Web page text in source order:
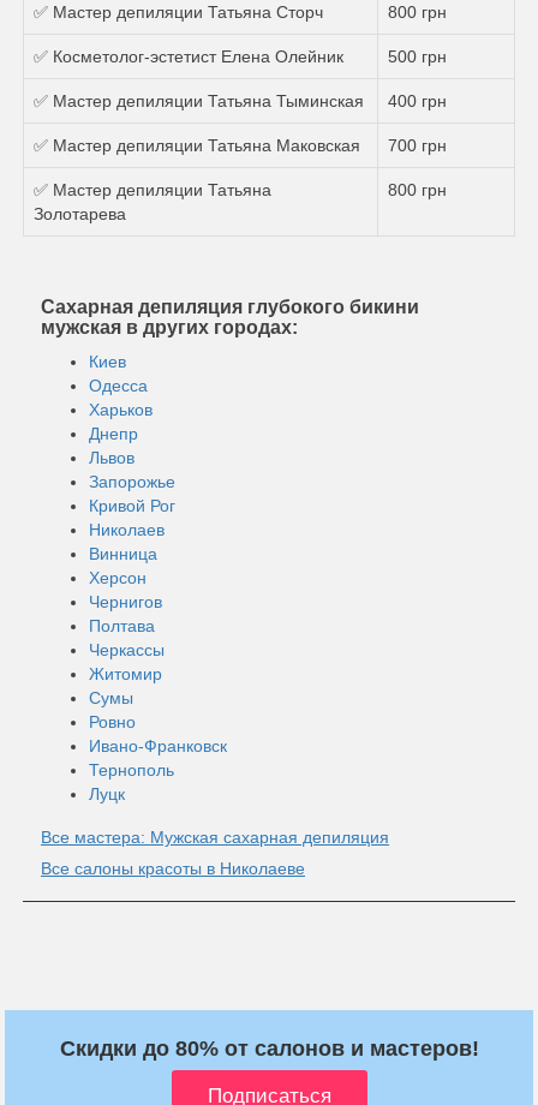
✅ Мастер депиляции Татьяна Сторч 800 грн
✅ Косметолог-эстетист Елена Олейник 500 грн
✅ Мастер депиляции Татьяна Тыминская 400 грн
✅ Мастер депиляции Татьяна Маковская 700 грн
✅ Мастер депиляции Татьяна
Золотарева
800 грн
Сахарная депиляция глубокого бикини
мужская в других городах:
Киев
Одесса
Харьков
Днепр
Львов
Запорожье
Кривой Рог
Николаев
Винница
Херсон
Чернигов
Полтава
Черкассы
Житомир
Сумы
Ровно
Ивано-Франковск
Тернополь
Луцк
Все мастера: Мужская сахарная депиляция
Все салоны красоты в Николаеве
Скидки до 80% от салонов и мастеров!